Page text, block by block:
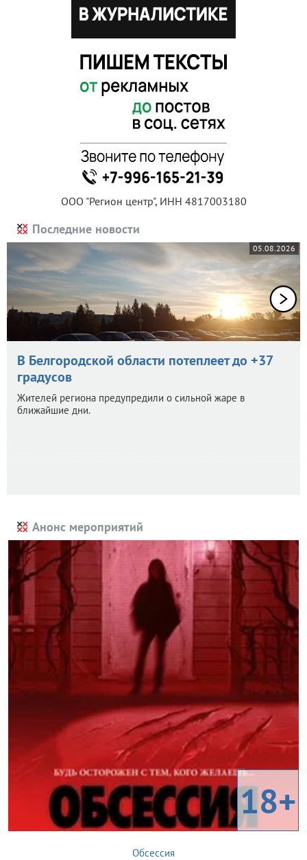
ООО "Регион центр", ИНН 4817003180
Последние новости
05.08.2026
В Белгородской области потеплеет до +37
градусов
Жителей региона предупредили о сильной жаре в
ближайшие дни.
Анонс мероприятий
18+
Обсессия